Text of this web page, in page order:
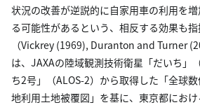
状況の改善が逆説的に自家用車の利用を
る可能性があるという、相反する効果も
（Vickrey (1969), Duranton and Turner
は、JAXAの陸域観測技術衛星「だいち」
ち2号」（ALOS-2）から取得した「全球
地利用土地被覆図」を基に、東京都にお